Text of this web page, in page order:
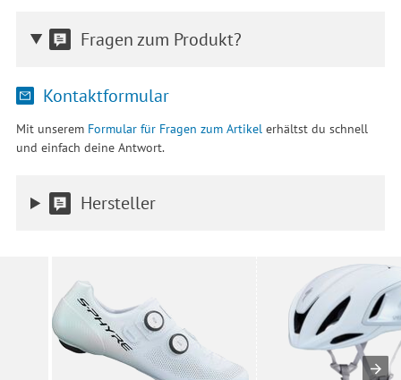
Fragen zum Produkt?
Kontaktformular
Mit unserem Formular für Fragen zum Artikelerhältst du schnell
und einfach deine Antwort.
Hersteller